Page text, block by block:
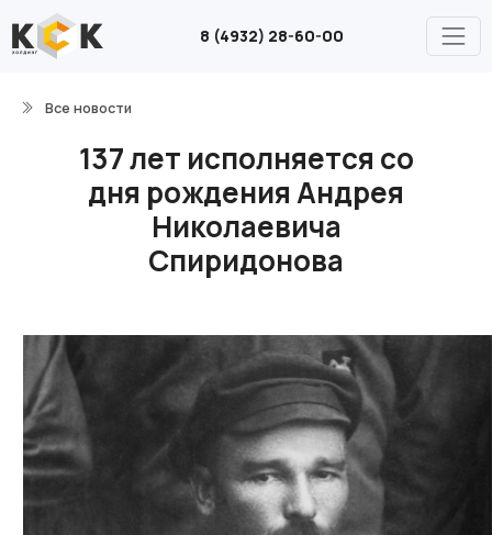
8 (4932) 28-60-00
Все новости
137 лет исполняется со
дня рождения Андрея
Николаевича
Спиридонова